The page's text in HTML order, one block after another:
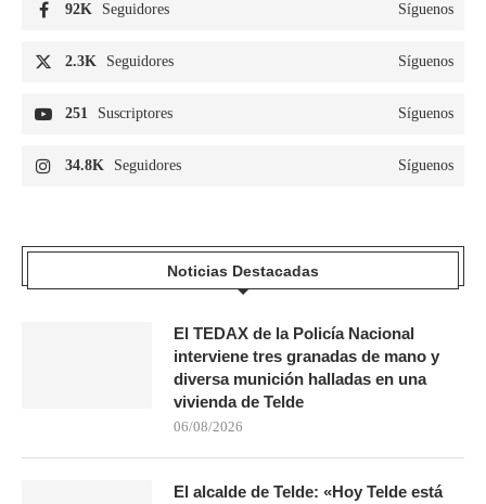
92K Seguidores Síguenos
2.3K Seguidores Síguenos
251 Suscriptores Síguenos
34.8K Seguidores Síguenos
Noticias Destacadas
El TEDAX de la Policía Nacional
interviene tres granadas de mano y
diversa munición halladas en una
vivienda de Telde
06/08/2026
El alcalde de Telde: «Hoy Telde está